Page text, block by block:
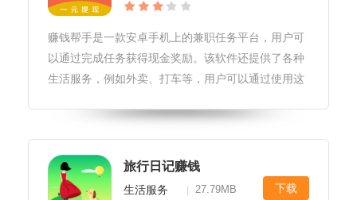
赚钱帮手是一款安卓手机上的兼职任务平台，用户可
以通过完成任务获得现金奖励。该软件还提供了各种
生活服务，例如外卖、打车等，用户可以通过使用这
色、玩法和测评。软件特色1.多样化的任务：赚钱帮
手提供了各种各样的兼职任务，
旅行日记赚钱
生活服务 27.79MB 下载